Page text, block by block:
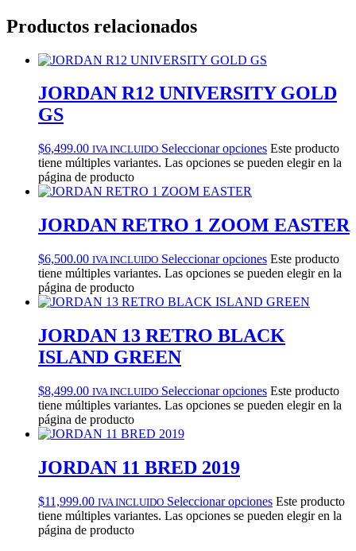
Productos relacionados
JORDAN R12 UNIVERSITY GOLD
GS
$6,499.00 IVA INCLUIDO Seleccionar opciones Este producto
tiene múltiples variantes. Las opciones se pueden elegir en la
página de producto
JORDAN RETRO 1 ZOOM EASTER
$6,500.00 IVA INCLUIDO Seleccionar opciones Este producto
tiene múltiples variantes. Las opciones se pueden elegir en la
página de producto
JORDAN 13 RETRO BLACK
ISLAND GREEN
$8,499.00 IVA INCLUIDO Seleccionar opciones Este producto
tiene múltiples variantes. Las opciones se pueden elegir en la
página de producto
JORDAN 11 BRED 2019
$11,999.00 IVA INCLUIDO Seleccionar opciones Este producto
tiene múltiples variantes. Las opciones se pueden elegir en la
página de producto